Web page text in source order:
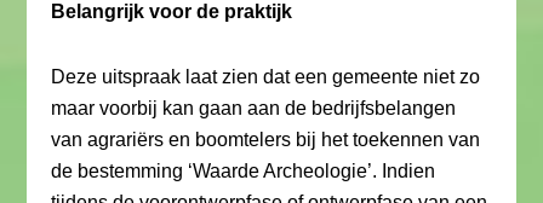
Belangrijk voor de praktijk
Deze uitspraak laat zien dat een gemeente niet zo
maar voorbij kan gaan aan de bedrijfsbelangen
van agrariërs en boomtelers bij het toekennen van
de bestemming ‘Waarde Archeologie’. Indien